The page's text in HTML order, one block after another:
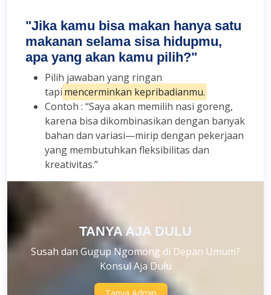
"Jika kamu bisa makan hanya satu
makanan selama sisa hidupmu,
apa yang akan kamu pilih?"
Pilih jawaban yang ringan
tapi mencerminkan kepribadianmu.
Contoh : “Saya akan memilih nasi goreng,
karena bisa dikombinasikan dengan banyak
bahan dan variasi—mirip dengan pekerjaan
yang membutuhkan fleksibilitas dan
kreativitas.”
TANYA AJA DULU
Susah dan Gugup Ngomong di Depan Umum?
Konsul Aja Dulu